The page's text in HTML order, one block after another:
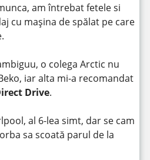
am întrebat fetele si
cu mașina de spălat pe care
o colega Arctic nu
iar alta mi-a recomandat
Drive.
al 6-lea simt, dar se cam
sa scoată parul de la